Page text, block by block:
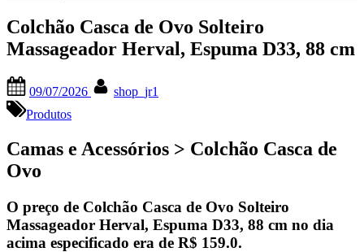
Colchão Casca de Ovo Solteiro
Massageador Herval, Espuma D33, 88 cm
on
09/07/2026
shop_jr1
Produtos
Camas e Acessórios > Colchão Casca de
Ovo
O preço de Colchão Casca de Ovo Solteiro
Massageador Herval, Espuma D33, 88 cm no dia
acima especificado era de R$ 159.0.